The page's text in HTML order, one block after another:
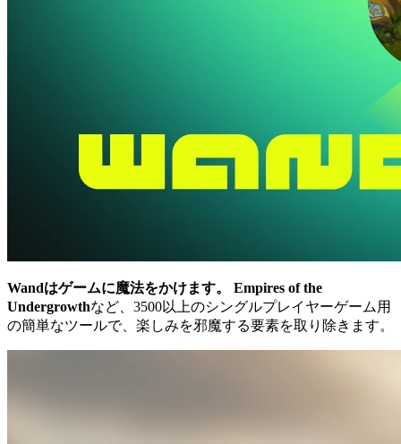
Wandはゲームに魔法をかけます。
Empires of the
Undergrowthなど、3500以上のシングルプレイヤーゲーム用
の簡単なツールで、楽しみを邪魔する要素を取り除きます。